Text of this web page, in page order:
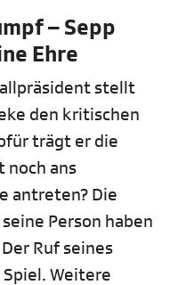
– Sepp
Ehre
stellt
den kritischen
trägt er die
noch ans
antreten? Die
Person haben
Ruf seines
Weitere